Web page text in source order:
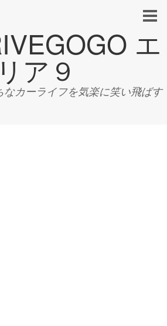
エ
リア９
カーライフを気楽に笑い飛ばす